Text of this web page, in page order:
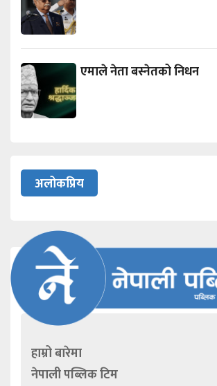
एमाले नेता बस्नेतको निधन
अलोकप्रिय
हाम्रो बारेमा
नेपाली पब्लिक टिम